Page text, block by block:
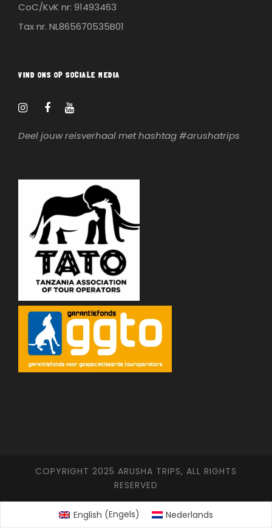
CoC/KvK nr: 91493463
Tax nr. NL865670535B01
VIND ONS OP SOCIALE MEDIA
Deel jouw reisverhaal met hashtag #arushatrips
COPYRIGHT 2025 ARUSHA TRIPS, ALL RIGHTS
RESERVED
English (Engels) Nederlands